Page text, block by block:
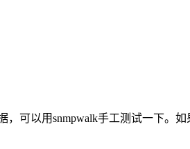
可以用snmpwalk手工测试一下。